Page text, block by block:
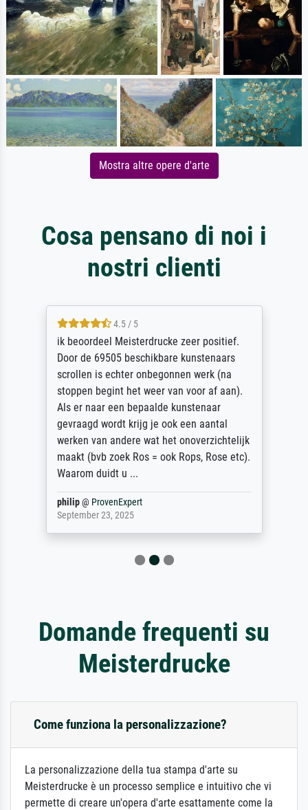
Mostra altre opere d'arte
Cosa pensano di noi i
nostri clienti
4.5 / 5
ik beoordeel Meisterdrucke zeer positief.
Door de 69505 beschikbare kunstenaars
scrollen is echter onbegonnen werk (na
stoppen begint het weer van voor af aan).
Als er naar een bepaalde kunstenaar
gevraagd wordt krijg je ook een aantal
werken van andere wat het onoverzichtelijk
maakt (bvb zoek Ros = ook Rops, Rose etc).
Waarom duidt u ...
philip@ ProvenExpert
September 23, 2025
Domande frequenti su
Meisterdrucke
Come funziona la personalizzazione?
La personalizzazione della tua stampa d'arte su
Meisterdrucke è un processo semplice e intuitivo che vi
permette di creare un'opera d'arte esattamente come la